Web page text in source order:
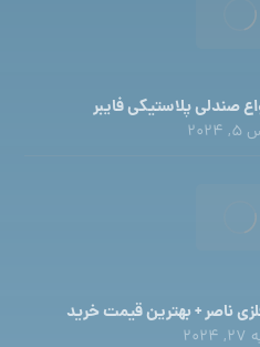
صندلی پلاستیکی فایبر
ناصر + بهترین قیمت خرید